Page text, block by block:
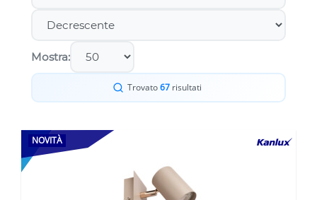
Mostra:
Trovato67risultati
NOVITÀ